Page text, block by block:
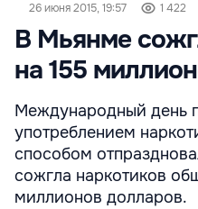
26 июня 2015, 19:57 1 422
В Мьянме
на 155
Международный день
употреблением
способом
сожгла наркотиков
миллионов долларов.